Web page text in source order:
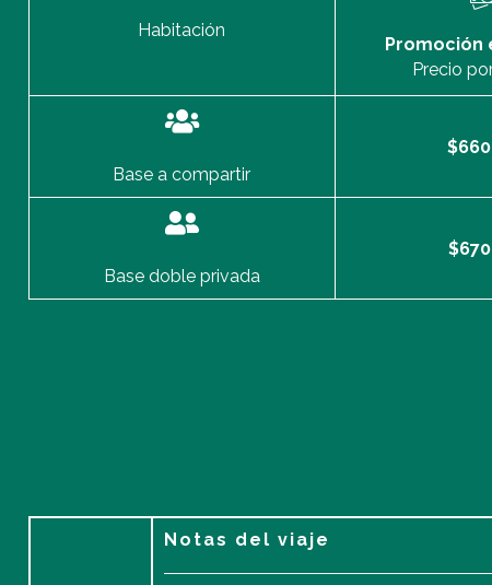
Habitación
Promoción
Precio
Base a compartir
Base doble privada
Notas del viaje